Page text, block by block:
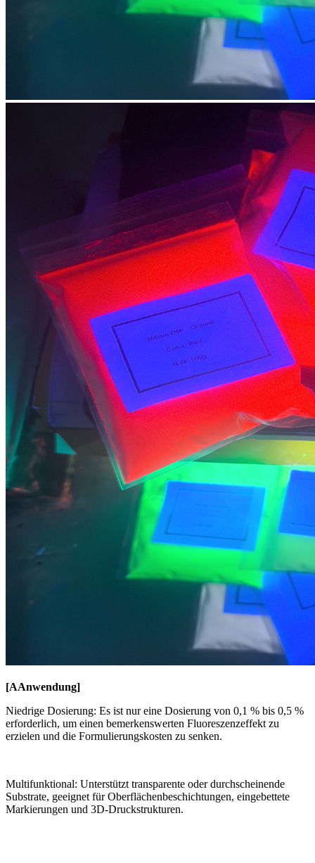
[AAnwendung]
Niedrige Dosierung: Es ist nur eine Dosierung von 0,1 % bis 0,5 %
erforderlich, um einen bemerkenswerten Fluoreszenzeffekt zu
erzielen und die Formulierungskosten zu senken.
Multifunktional: Unterstützt transparente oder durchscheinende
Substrate, geeignet für Oberflächenbeschichtungen, eingebettete
Markierungen und 3D-Druckstrukturen.